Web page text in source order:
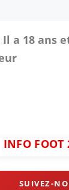
a 18 ans
INFO FOOT